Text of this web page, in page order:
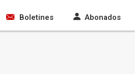
Boletines Abonados